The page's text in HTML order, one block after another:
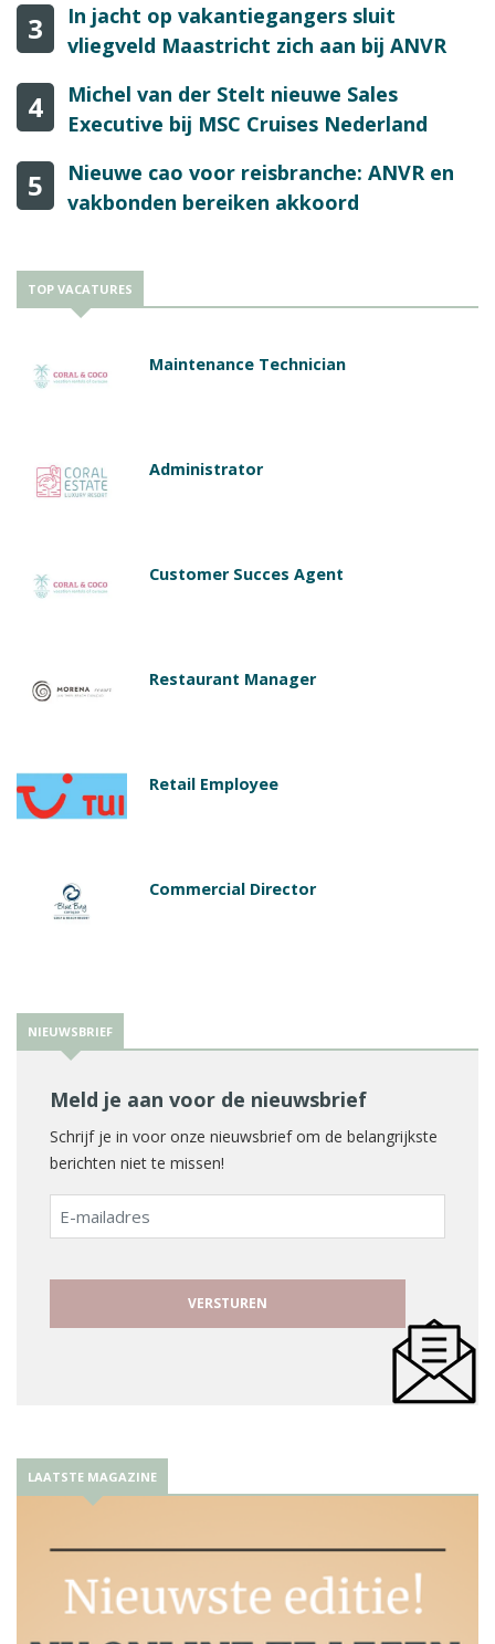
3
In jacht op vakantiegangers sluit
vliegveld Maastricht zich aan bij ANVR
4
Michel van der Stelt nieuwe Sales
Executive bij MSC Cruises Nederland
5
Nieuwe cao voor reisbranche: ANVR en
vakbonden bereiken akkoord
TOP VACATURES
Maintenance Technician
Administrator
Customer Succes Agent
Restaurant Manager
Retail Employee
Commercial Director
NIEUWSBRIEF
Meld je aan voor de nieuwsbrief
Schrijf je in voor onze nieuwsbrief om de belangrijkste
berichten niet te missen!
E-
mailadres
LAATSTE MAGAZINE